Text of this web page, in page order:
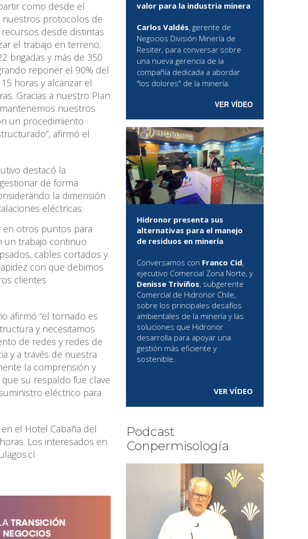
como desde el
nuestros protocolos de
desde distintas
el trabajo en terreno.
brigadas y más de 350
reponer el 90% del
horas y alcanzar el
Gracias a nuestro Plan
nuestros
un procedimiento
afirmó el
destacó la
de forma
la dimensión
eléctricas:
en otros puntos para
un trabajo continuo
cables cortados y
con que debimos
clientes
afirmó “el tornado es
y necesitamos
de redes y redes de
y a través de nuestra
la comprensión y
su respaldo fue clave
eléctrico para
el Hotel Cabaña del
Los interesados en
valor para la industria minera
Carlos Valdés, gerente de
Negocios División Minería de
Resiter, para conversar sobre
una nueva gerencia de la
compañía dedicada a abordar
"los dolores" de la minería.
VER VÍDEO
Hidronor presenta sus
alternativas para el manejo
de residuos en minería
Conversamos con Franco Cid,
ejecutivo Comercial Zona Norte, y
Denisse Triviños, subgerente
Comercial de Hidronor Chile,
sobre los principales desafíos
ambientales de la minería y las
soluciones que Hidronor
desarrolla para apoyar una
gestión más eficiente y
sostenible.
VER VÍDEO
Podcast
Conpermisología